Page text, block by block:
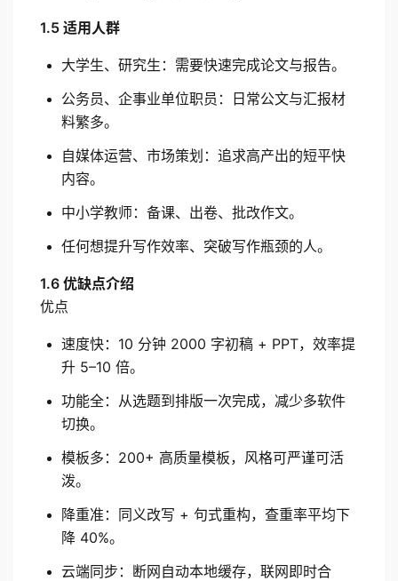
1.5 适用人群
大学生、研究生：需要快速完成论文与报告。
公务员、企事业单位职员：日常公文与汇报材
料繁多。
自媒体运营、市场策划：追求高产出的短平快
内容。
中小学教师：备课、出卷、批改作文。
任何想提升写作效率、突破写作瓶颈的人。
1.6 优缺点介绍
优点
速度快：10 分钟 2000 字初稿 + PPT，效率提
升 5–10 倍。
功能全：从选题到排版一次完成，减少多软件
切换。
模板多：200+ 高质量模板，风格可严谨可活
泼。
降重准：同义改写 + 句式重构，查重率平均下
降 40%。
云端同步：断网自动本地缓存，联网即时合